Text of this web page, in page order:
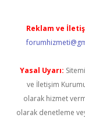
Reklam ve
Yasal Uyarı:
ve İletişim
olarak hizmet
olarak denetleme